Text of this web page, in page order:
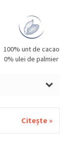
100% unt de cacao
0% ulei de palmier
Citește »